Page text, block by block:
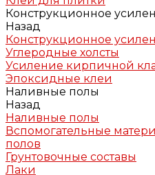
Конструкционное
Назад
Конструкционное
Углеродные холсты
Усиление кирпичной
Эпоксидные клеи
Наливные полы
Назад
Наливные полы
Вспомогательные
полов
Грунтовочные составы
Лаки